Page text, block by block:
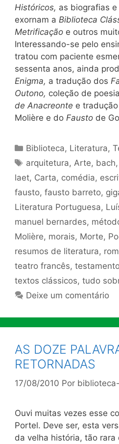
Históricos, as biografias
exornam a Biblioteca
Metrificação e outros
Interessando-se pelo
tratou com paciente
sessenta anos, ainda
Enigma, a tradução dos
Outono, coleção de
de Anacreonte e
Molière e do Fausto de
Categorias
Biblioteca, Literatura,
Tags
arquitetura,Arte, bach,
laet, Carta, comédia,
fausto, fausto barreto,
Literatura Portuguesa,
manuel bernardes,
Molière, morais, Morte,
resumos de literatura,
teatro francês,
textos clássicos, tudo
Deixe um comentário
AS DOZE
RETORNADAS
17/08/2010 Por
Ouvi muitas vezes esse
Portel. Deve ser, esta
da velha história, tão